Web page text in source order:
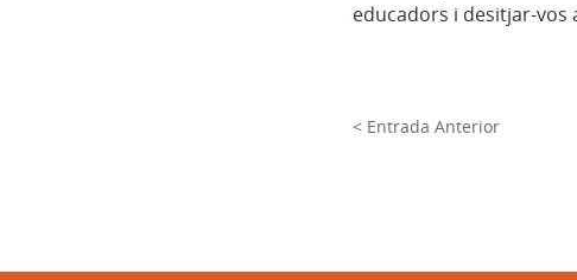
educadors i desitjar-vos
< Entrada Anterior